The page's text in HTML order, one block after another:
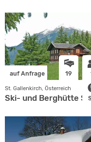
auf Anfrage 19
St. Gallenkirch, Österreich
Ski- und Berghütte